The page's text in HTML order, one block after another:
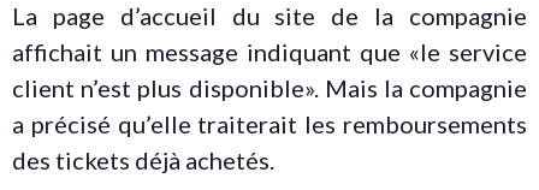
La page d’accueil du site de la compagnie
affichait un message indiquant que «le service
client n’est plus disponible». Mais la compagnie
a précisé qu’elle traiterait les remboursements
des tickets déjà achetés.